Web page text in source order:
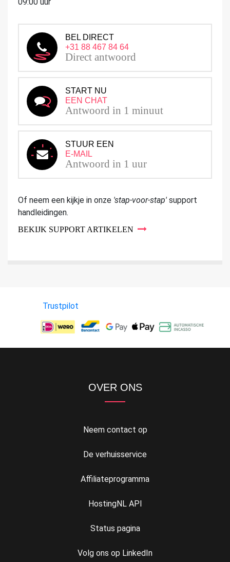
BEL DIRECT
+31 88 467 84 64
Direct antwoord
START NU
EEN CHAT
Antwoord in 1 minuut
STUUR EEN
E-MAIL
Antwoord in 1 uur
Of neem een kijkje in onze 'stap-voor-stap' support
handleidingen.
BEKIJK SUPPORT ARTIKELEN
Trustpilot
OVER ONS
Neem contact op
De verhuisservice
Affiliateprogramma
HostingNL API
Status pagina
Volg ons op LinkedIn